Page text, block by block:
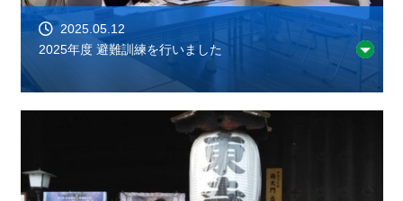
2025.05.12
2025年度 避難訓練を行いました